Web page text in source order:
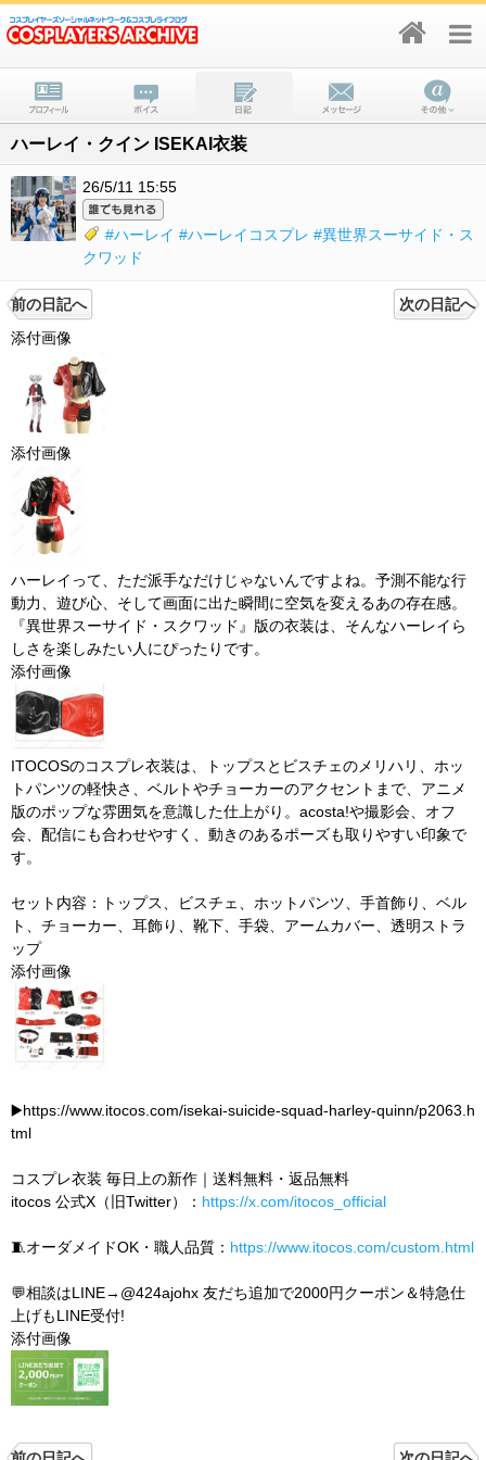
ハーレイ・クイン ISEKAI衣装
26/5/11 15:55
#ハーレイ #ハーレイコスプレ #異世界スーサイド・ス
クワッド
前の日記へ
次の日記へ
添付画像
添付画像
ハーレイって、ただ派手なだけじゃないんですよね。予測不能な行
動力、遊び心、そして画面に出た瞬間に空気を変えるあの存在感。
『異世界スーサイド・スクワッド』版の衣装は、そんなハーレイら
しさを楽しみたい人にぴったりです。
添付画像
ITOCOSのコスプレ衣装は、トップスとビスチェのメリハリ、ホッ
トパンツの軽快さ、ベルトやチョーカーのアクセントまで、アニメ
版のポップな雰囲気を意識した仕上がり。acosta!や撮影会、オフ
会、配信にも合わせやすく、動きのあるポーズも取りやすい印象で
す。
セット内容：トップス、ビスチェ、ホットパンツ、手首飾り、ベル
ト、チョーカー、耳飾り、靴下、手袋、アームカバー、透明ストラ
ップ
添付画像
▶️https://www.itocos.com/isekai-suicide-squad-harley-quinn/p2063.h
tml
コスプレ衣装 毎日上の新作｜送料無料・返品無料
itocos 公式X（旧Twitter）： https://x.com/itocos_official
🧵オーダメイドOK・職人品質： https://www.itocos.com/custom.html
💬相談はLINE→@424ajohx 友だち追加で2000円クーポン＆特急仕
上げもLINE受付!
添付画像